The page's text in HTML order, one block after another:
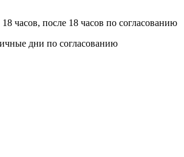
часов, после 18 часов по согласованию
дни по согласованию